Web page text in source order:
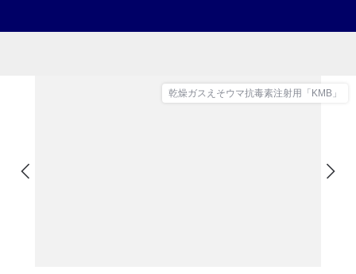
乾燥ガスえそウマ抗毒素注射用「KMB」